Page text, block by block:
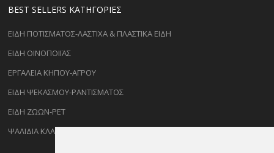
BEST SELLERS ΚΑΤΗΓΟΡΊΕΣ
ΕΙΔΗ ΠΟΤΙΣΜΑΤΟΣ-ΛΑΣΤΙΧΑ & ΠΛΑΣΤΙΚΑ ΕΙΔΗ
ΕΙΔΗ ΟΙΝΟΠΟΙΪΑΣ
ΕΡΓΑΛΕΙΑ ΚΗΠΟΥ-ΑΓΡΟΥ
ΕΙΔΗ ΨΕΚΑΣΜΟΥ-ΡΑΝΤΙΣΜΑΤΟΣ
ΕΙΔΗ ΖΩΩΝ-PET
ΨΑΛΙΔΙΑ ΚΛΑΔΕΜΑΤΟΣ